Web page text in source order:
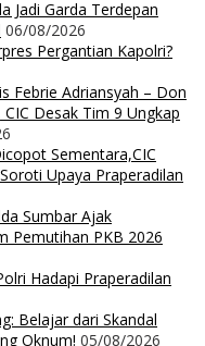
Jadi Garda Terdepan
06/08/2026
Pergantian Kapolri?
Febrie Adriansyah – Don
Desak Tim 9 Ungkap
Sementara,CIC
Upaya Praperadilan
Sumbar Ajak
Pemutihan PKB 2026
Hadapi Praperadilan
Belajar dari Skandal
Oknum! 05/08/2026